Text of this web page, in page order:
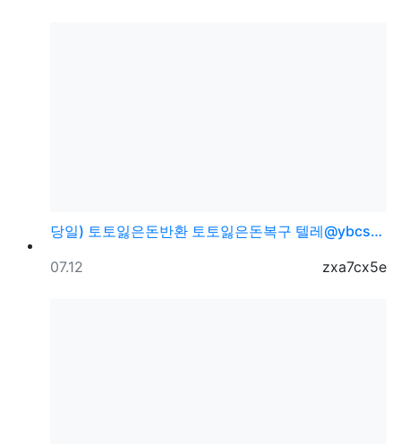
당일) 토토잃은돈반환 토토잃은돈복구 텔레@ybcs24
등록자
zxa7cx5e
등록일
07.12